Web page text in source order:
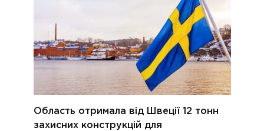
Область отримала від Швеції 12 тонн
захисних конструкцій для